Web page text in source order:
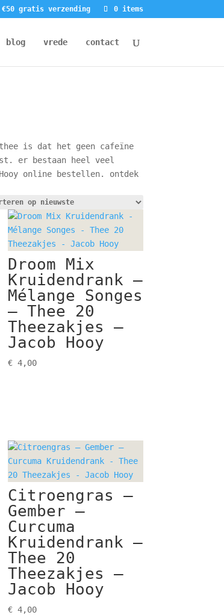
€50 gratis verzending 0 items
blog vrede contact
is dat het geen cafeïne
er bestaan heel veel
online bestellen. ontdek
Droom Mix
Kruidendrank –
Mélange Songes
– Thee 20
Theezakjes –
Jacob Hooy
€ 4,00
Citroengras –
Gember –
Curcuma
Kruidendrank –
Thee 20
Theezakjes –
Jacob Hooy
€ 4,00